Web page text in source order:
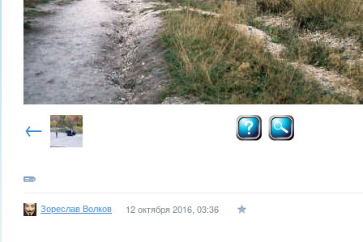
←
Зореслав Волков 12 октября 2016, 03:36